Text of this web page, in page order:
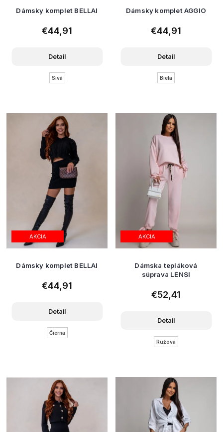
Dámsky komplet BELLAI
€44,91
Detail
Sivá
Dámsky komplet AGGIO
€44,91
Detail
Biela
AKCIA
Dámsky komplet BELLAI
€44,91
Detail
Čierna
AKCIA
Dámska tepláková
súprava LENSI
€52,41
Detail
Ružová